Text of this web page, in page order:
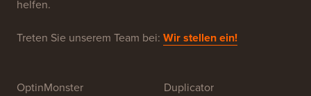
helfen.
Treten Sie unserem Team bei: Wir stellen ein!
OptinMonster
Duplicator